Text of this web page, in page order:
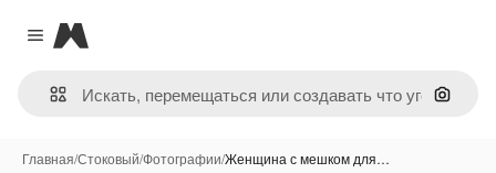
Close menu
Magnific
Поиск
Главная/Стоковый/Фотографии/Женщина с мешком для…